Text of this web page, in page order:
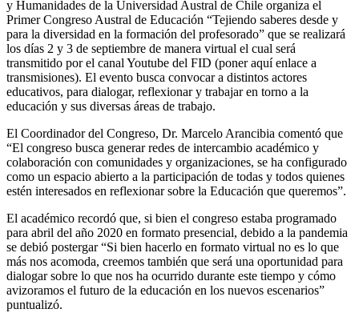
y Humanidades de la Universidad Austral de Chile organiza el
Primer Congreso Austral de Educación “Tejiendo saberes desde y
para la diversidad en la formación del profesorado” que se realizará
los días 2 y 3 de septiembre de manera virtual el cual será
transmitido por el canal Youtube del FID (poner aquí enlace a
transmisiones). El evento busca convocar a distintos actores
educativos, para dialogar, reflexionar y trabajar en torno a la
educación y sus diversas áreas de trabajo.
El Coordinador del Congreso, Dr. Marcelo Arancibia comentó que
“El congreso busca generar redes de intercambio académico y
colaboración con comunidades y organizaciones, se ha configurado
como un espacio abierto a la participación de todas y todos quienes
estén interesados en reflexionar sobre la Educación que queremos”.
El académico recordó que, si bien el congreso estaba programado
para abril del año 2020 en formato presencial, debido a la pandemia
se debió postergar “Si bien hacerlo en formato virtual no es lo que
más nos acomoda, creemos también que será una oportunidad para
dialogar sobre lo que nos ha ocurrido durante este tiempo y cómo
avizoramos el futuro de la educación en los nuevos escenarios”
puntualizó.